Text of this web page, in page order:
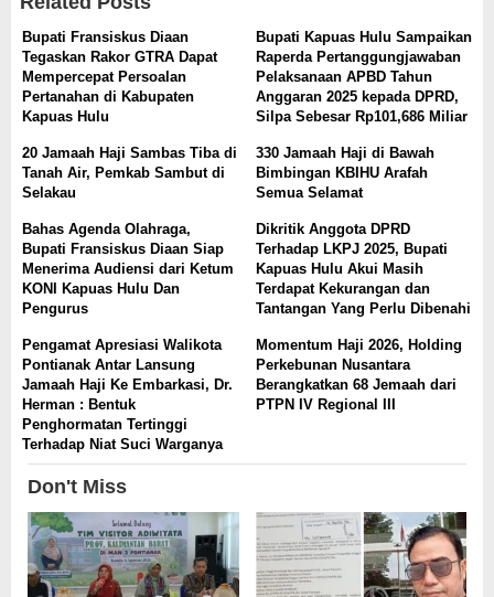
Bupati Fransiskus Diaan
Tegaskan Rakor GTRA Dapat
Mempercepat Persoalan
Pertanahan di Kabupaten
Kapuas Hulu
Bupati Kapuas Hulu Sampaikan
Raperda Pertanggungjawaban
Pelaksanaan APBD Tahun
Anggaran 2025 kepada DPRD,
Silpa Sebesar Rp101,686 Miliar
20 Jamaah Haji Sambas Tiba di
Tanah Air, Pemkab Sambut di
Selakau
330 Jamaah Haji di Bawah
Bimbingan KBIHU Arafah
Semua Selamat
Bahas Agenda Olahraga,
Bupati Fransiskus Diaan Siap
Menerima Audiensi dari Ketum
KONI Kapuas Hulu Dan
Pengurus
Dikritik Anggota DPRD
Terhadap LKPJ 2025, Bupati
Kapuas Hulu Akui Masih
Terdapat Kekurangan dan
Tantangan Yang Perlu Dibenahi
Pengamat Apresiasi Walikota
Pontianak Antar Lansung
Jamaah Haji Ke Embarkasi, Dr.
Herman : Bentuk
Penghormatan Tertinggi
Terhadap Niat Suci Warganya
Momentum Haji 2026, Holding
Perkebunan Nusantara
Berangkatkan 68 Jemaah dari
PTPN IV Regional III
Don't Miss